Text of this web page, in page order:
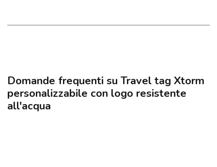
Domande frequenti su Travel tag Xtorm
personalizzabile con logo resistente
all'acqua